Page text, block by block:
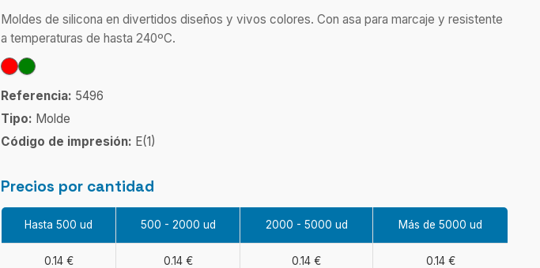
Moldes de silicona en divertidos diseños y vivos colores. Con asa para marcaje y resistente
a temperaturas de hasta 240ºC.
Referencia: 5496
Tipo: Molde
Código de impresión: E(1)
Precios por cantidad
Hasta 500 ud 500 - 2000 ud 2000 - 5000 ud Más de 5000 ud
0.14 € 0.14 € 0.14 € 0.14 €